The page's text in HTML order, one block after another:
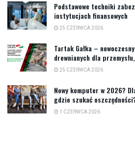
Podstawowe techniki
instytucjach finansowych
25 CZERWCA 2026
Tartak Gałka –
drewnianych dla
25 CZERWCA 2026
Nowy komputer w 2026?
gdzie szukać
1 CZERWCA 2026